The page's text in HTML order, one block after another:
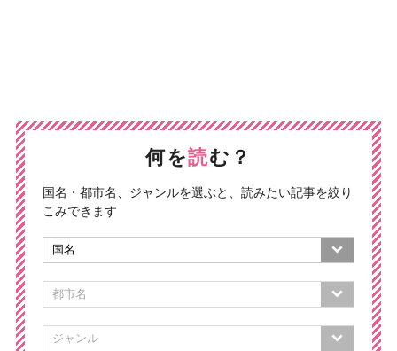
何を読む？
国名・都市名、ジャンルを選ぶと、読みたい記事を絞り
こみできます